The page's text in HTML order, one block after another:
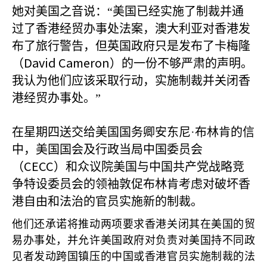
她对美国之音说：“美国已经实施了制裁并通
过了香港经贸办事处法案，澳大利亚对香港发
布了旅行警告，但英国政府只是发布了卡梅隆
（David Cameron）的一份不够严肃的声明。
我认为他们应该采取行动，实施制裁并关闭香
港经贸办事处。”
在星期四送交给美国国务卿安东尼·布林肯的信
中，美国国会及行政当局中国委员会
（CECC）和众议院美国与中国共产党战略竞
争特设委员会的领袖敦促布林肯考虑对破坏香
港自由和法治的官员实施新的制裁。
他们还承诺将推动两项要求香港关闭其在美国的贸
易办事处，并允许美国政府对负责对美国持不同政
见者发动跨国镇压的中国或香港官员实施制裁的法